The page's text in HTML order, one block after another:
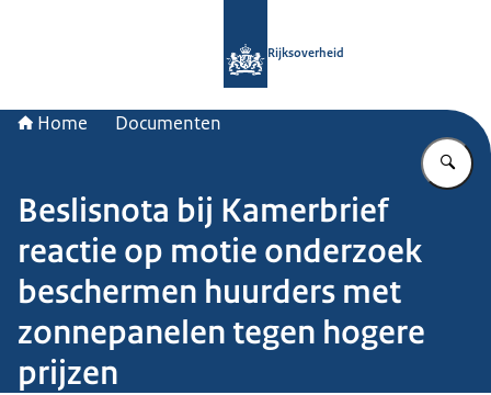
Rijksoverheid
Home Documenten
Beslisnota bij Kamerbrief
reactie op motie onderzoek
beschermen huurders met
zonnepanelen tegen hogere
prijzen